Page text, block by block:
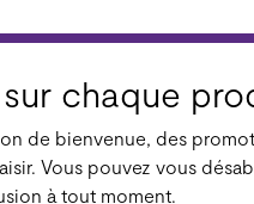
chaque
de bienvenue, des
Vous pouvez vous
à tout moment.